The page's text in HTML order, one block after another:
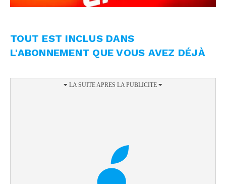
TOUT EST INCLUS DANS
L'ABONNEMENT QUE VOUS AVEZ DÉJÀ